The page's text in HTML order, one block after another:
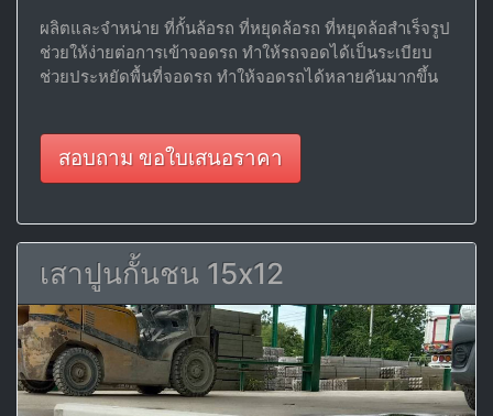
ผลิตและจำหน่าย ที่กั้นล้อรถ ที่หยุดล้อรถ ที่หยุดล้อสำเร็จรูป
ช่วยให้ง่ายต่อการเข้าจอดรถ ทำให้รถจอดได้เป็นระเบียบ
ช่วยประหยัดพื้นที่จอดรถ ทำให้จอดรถได้หลายคันมากขึ้น
สอบถาม ขอใบเสนอราคา
เสาปูนกั้นชน 15x12